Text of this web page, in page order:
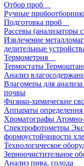
Отбор проб
Ручные
Подготовка проб
Рассевы (анализаторы
Извлечение
делительные
Термометрия
Термостаты
Анализ
Влагомеры для анализа
почвы
Физико-химические
Аппараты
Хроматографы
Спектрофотометры
формоустойчивости
Технологическое
Зерноочистительное
Анализ пива, солода